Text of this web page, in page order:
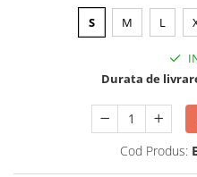
S M L
Durata de
Cod Produs: